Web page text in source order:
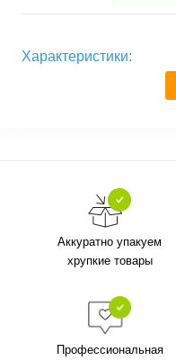
Характеристики:
Аккуратно упакуем
хрупкие товары
Профессиональная